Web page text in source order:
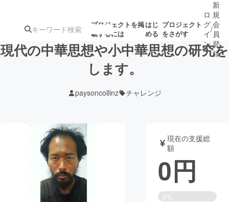
プロジェクトを掲
載するには
はじ
める
プロジェクト
をさがす
ジェクト
ロジェクト
アート・写真 音楽
テクノロジー・ガジェット ゲーム・サ
映像・映画 書籍・雑誌
ロ
グ
イ
ン
/
新
規
会
員
登
録
現代の中華思想や小中華思想の研究を
します。
paysoncollinz チャレンジ
現在の支援総
額
0円
0%